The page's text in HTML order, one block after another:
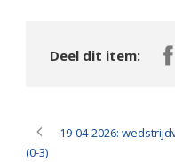
Deel dit item:
19-04-2026:
(0-3)